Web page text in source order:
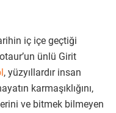
iç içe geçtiği
ünlü Girit
, yüzyıllardır insan
karmaşıklığını,
ve bitmek bilmeyen